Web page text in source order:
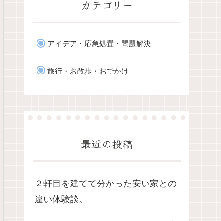
カテゴリー
アイデア・応急処置・問題解決
旅行・お散歩・おでかけ
最近の投稿
２軒目を建てて分かった安い家との
違い体験談。